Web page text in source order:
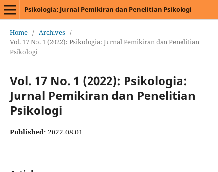
Psikologia: Jurnal Pemikiran dan Penelitian Psikologi
Home / Archives /
Vol. 17 No. 1 (2022): Psikologia: Jurnal Pemikiran dan Penelitian
Psikologi
Vol. 17 No. 1 (2022): Psikologia:
Jurnal Pemikiran dan Penelitian
Psikologi
Published: 2022-08-01